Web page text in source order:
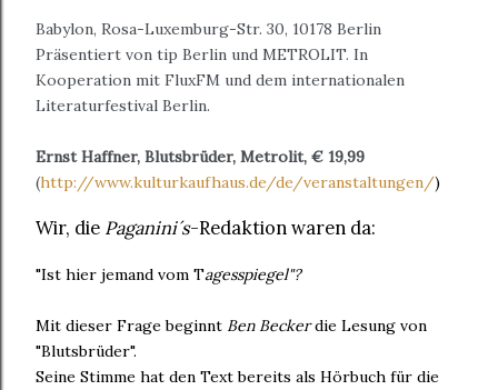
Babylon, Rosa-Luxemburg-Str. 30, 10178 Berlin
Präsentiert von tip Berlin und METROLIT. In
Kooperation mit FluxFM und dem internationalen
Literaturfestival Berlin.
Ernst Haffner, Blutsbrüder, Metrolit, € 19,99
(http://www.kulturkaufhaus.de/de/veranstaltungen/)
Wir, die Paganini´s-Redaktion waren da:
"Ist hier jemand vom Tagesspiegel"?
Mit dieser Frage beginnt Ben Beckerdie Lesung von
"Blutsbrüder".
Seine Stimme hat den Text bereits als Hörbuch für die